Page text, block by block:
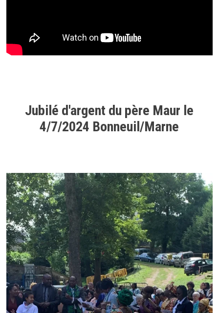
Jubilé d'argent du père Maur le
4/7/2024 Bonneuil/Marne